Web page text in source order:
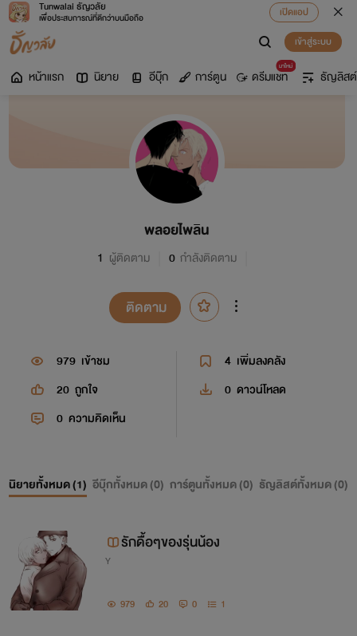
Tunwalai ธัญวลัย
เพื่อประสบการณ์ที่ดีกว่าบนมือถือ
เปิดแอป
เข้าสู่ระบบ
หน้าแรก นิยาย อีบุ๊ก การ์ตูน
มาใหม่
ดรีมแชท ธัญลิสต์
พลอยไพลิน
1 ผู้ติดตาม 0 กำลังติดตาม
ติดตาม
979 เข้าชม 4 เพิ่มลงคลัง
20 ถูกใจ 0 ดาวน์โหลด
0 ความคิดเห็น
นิยายทั้งหมด (1) อีบุ๊กทั้งหมด (0) การ์ตูนทั้งหมด (0) ธัญลิสต์ทั้งหมด (0)
รักดื้อๆของรุ่นน้อง
Y
979 20 0 1